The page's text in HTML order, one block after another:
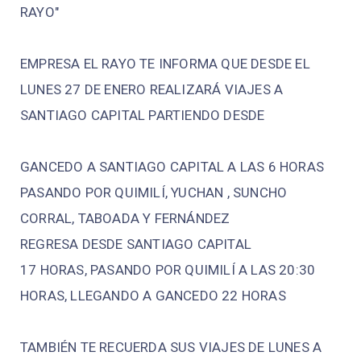
RAYO"
EMPRESA EL RAYO TE INFORMA QUE DESDE EL
LUNES 27 DE ENERO REALIZARÁ VIAJES A
SANTIAGO CAPITAL PARTIENDO DESDE
GANCEDO A SANTIAGO CAPITAL A LAS 6 HORAS
PASANDO POR QUIMILÍ, YUCHAN , SUNCHO
CORRAL, TABOADA Y FERNÁNDEZ
REGRESA DESDE SANTIAGO CAPITAL
17 HORAS, PASANDO POR QUIMILÍ A LAS 20:30
HORAS, LLEGANDO A GANCEDO 22 HORAS
TAMBIÉN TE RECUERDA SUS VIAJES DE LUNES A